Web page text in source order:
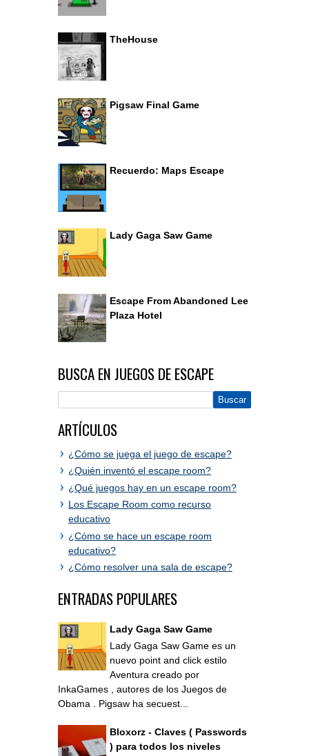
TheHouse
Pigsaw Final Game
Recuerdo: Maps Escape
Lady Gaga Saw Game
Escape From Abandoned Lee
Plaza Hotel
BUSCA EN JUEGOS DE ESCAPE
ARTÍCULOS
¿Cómo se juega el juego de escape?
¿Quién inventó el escape room?
¿Qué juegos hay en un escape room?
Los Escape Room como recurso
educativo
¿Cómo se hace un escape room
educativo?
¿Cómo resolver una sala de escape?
ENTRADAS POPULARES
Lady Gaga Saw Game
Lady Gaga Saw Game es un
nuevo point and click estilo
Aventura creado por
InkaGames , autores de los Juegos de
Obama . Pigsaw ha secuest...
Bloxorz - Claves ( Passwords
) para todos los niveles